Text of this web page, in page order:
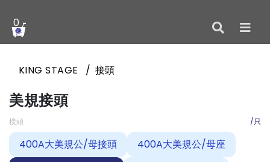
0
KING STAGE 接頭
美規接頭
接頭 /只
400A大美規公/母接頭
400A大美規公/母座